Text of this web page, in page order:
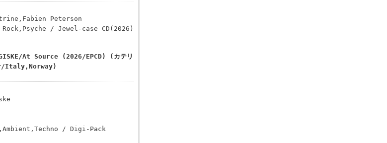
Peterson
/ Jewel-case CD(2026)
At Source (2026/EPCD) (カテリ
ケ/Italy,Norway)
/ Digi-Pack